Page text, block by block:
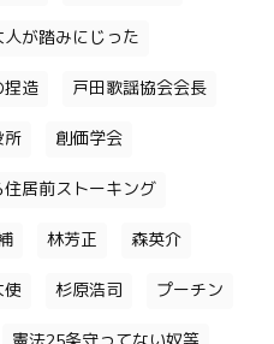
が踏みにじった
捏造 戸田歌謡協会会長
所 創価学会
居前ストーキング
林芳正 森英介
使 杉原浩司 プーチン